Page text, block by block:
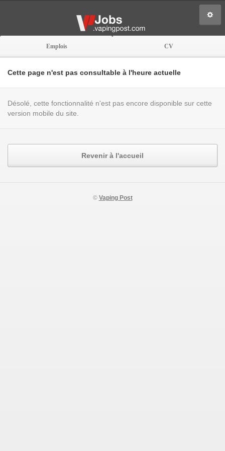
Emplois CV
Cette page n'est pas consultable à l'heure actuelle
Désolé, cette fonctionnalité n'est pas encore disponible sur cette
version mobile du site.
Revenir à l'accueil
© Vaping Post